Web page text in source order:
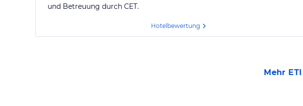
und Betreuung durch CET.
Hotelbewertung
Mehr ETI